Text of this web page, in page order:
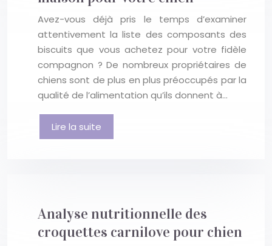
Avez-vous déjà pris le temps d’examiner
attentivement la liste des composants des
biscuits que vous achetez pour votre fidèle
compagnon ? De nombreux propriétaires de
chiens sont de plus en plus préoccupés par la
qualité de l’alimentation qu’ils donnent à…
Lire la suite
Analyse nutritionnelle des
croquettes carnilove pour chien